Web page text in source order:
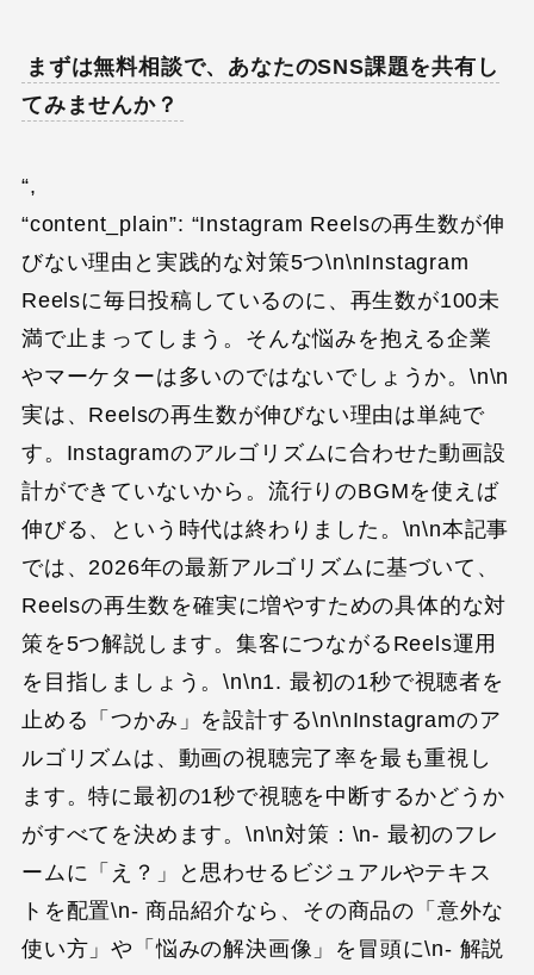
まずは無料相談で、あなたのSNS課題を共有し
てみませんか？
“,
“content_plain”: “Instagram Reelsの再生数が伸
びない理由と実践的な対策5つ\n\nInstagram
Reelsに毎日投稿しているのに、再生数が100未
満で止まってしまう。そんな悩みを抱える企業
やマーケターは多いのではないでしょうか。\n\n
実は、Reelsの再生数が伸びない理由は単純で
す。Instagramのアルゴリズムに合わせた動画設
計ができていないから。流行りのBGMを使えば
伸びる、という時代は終わりました。\n\n本記事
では、2026年の最新アルゴリズムに基づいて、
Reelsの再生数を確実に増やすための具体的な対
策を5つ解説します。集客につながるReels運用
を目指しましょう。\n\n1. 最初の1秒で視聴者を
止める「つかみ」を設計する\n\nInstagramのア
ルゴリズムは、動画の視聴完了率を最も重視し
ます。特に最初の1秒で視聴を中断するかどうか
がすべてを決めます。\n\n対策：\n- 最初のフレ
ームに「え？」と思わせるビジュアルやテキス
トを配置\n- 商品紹介なら、その商品の「意外な
使い方」や「悩みの解決画像」を冒頭に\n- 解説